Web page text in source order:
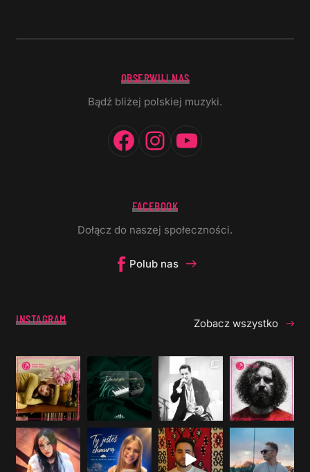
OBSERWUJ NAS
Bądź bliżej polskiej muzyki.
Facebook
Instagram
FACEBOOK
Dołącz do naszej społeczności.
Polub nas
INSTAGRAM Zobacz wszystko